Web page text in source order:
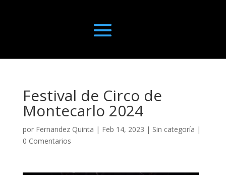
Festival de Circo de
Montecarlo 2024
por Fernandez Quinta | Feb 14, 2023 | Sin categoría |
0 Comentarios